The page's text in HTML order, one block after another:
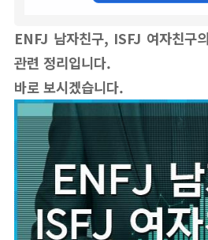
ENFJ 남자친구, ISFJ 여자친구
관련 정리입니다.
바로 보시겠습니다.